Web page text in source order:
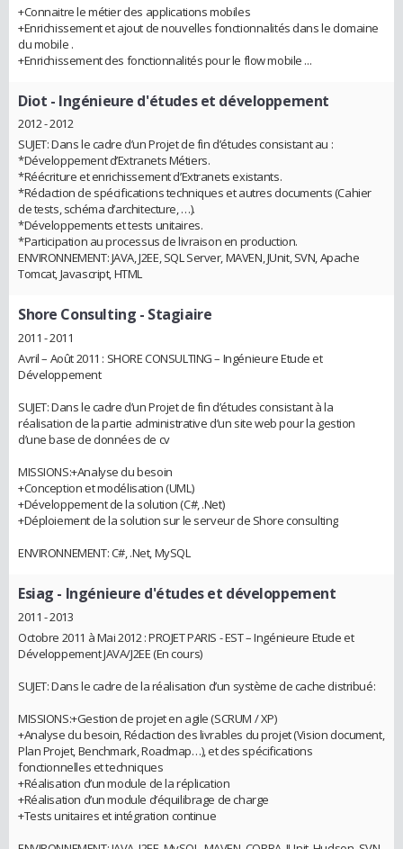
+Connaitre le métier des applications mobiles
+Enrichissement et ajout de nouvelles fonctionnalités dans le domaine
du mobile .
+Enrichissement des fonctionnalités pour le flow mobile ...
Diot - Ingénieure d'études et développement
2012 - 2012
SUJET: Dans le cadre d’un Projet de fin d’études consistant au :
*Développement d’Extranets Métiers.
*Réécriture et enrichissement d’Extranets existants.
*Rédaction de spécifications techniques et autres documents (Cahier
de tests, schéma d’architecture, …).
*Développements et tests unitaires.
*Participation au processus de livraison en production.
ENVIRONNEMENT: JAVA, J2EE, SQL Server, MAVEN, JUnit, SVN, Apache
Tomcat, Javascript, HTML
Shore Consulting - Stagiaire
2011 - 2011
Avril – Août 2011 : SHORE CONSULTING – Ingénieure Etude et
Développement
SUJET: Dans le cadre d’un Projet de fin d’études consistant à la
réalisation de la partie administrative d’un site web pour la gestion
d’une base de données de cv
MISSIONS:+Analyse du besoin
+Conception et modélisation (UML)
+Développement de la solution (C#, .Net)
+Déploiement de la solution sur le serveur de Shore consulting
ENVIRONNEMENT: C#, .Net, MySQL
Esiag - Ingénieure d'études et développement
2011 - 2013
Octobre 2011 à Mai 2012 : PROJET PARIS - EST – Ingénieure Etude et
Développement JAVA/J2EE (En cours)
SUJET: Dans le cadre de la réalisation d’un système de cache distribué:
MISSIONS:+Gestion de projet en agile (SCRUM / XP)
+Analyse du besoin, Rédaction des livrables du projet (Vision document,
Plan Projet, Benchmark, Roadmap…), et des spécifications
fonctionnelles et techniques
+Réalisation d’un module de la réplication
+Réalisation d’un module d’équilibrage de charge
+Tests unitaires et intégration continue